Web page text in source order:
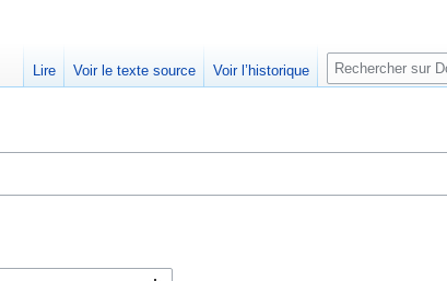
Lire Voir le texte source Voir l’historique
Rechercher